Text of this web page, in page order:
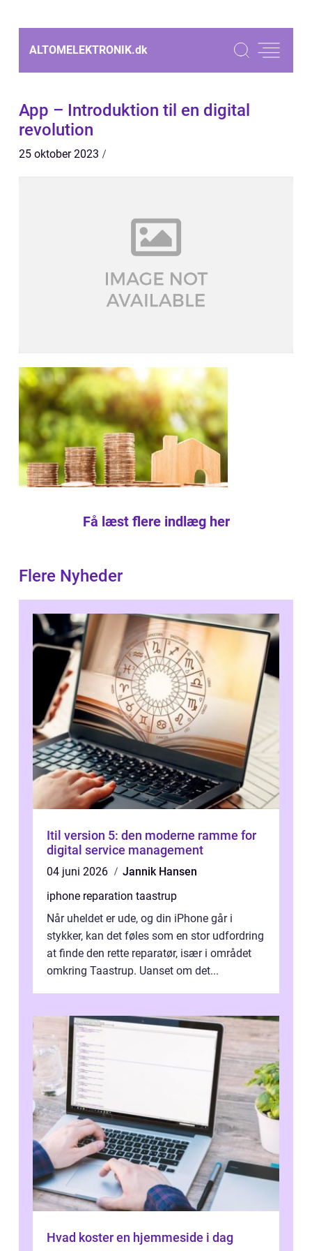
ALTOMELEKTRONIK.dk
App – Introduktion til en digital
revolution
25 oktober 2023
Få læst flere indlæg her
Flere Nyheder
Itil version 5: den moderne ramme for
digital service management
04 juni 2026
Jannik Hansen
iphone reparation taastrup
Når uheldet er ude, og din iPhone går i
stykker, kan det føles som en stor udfordring
at finde den rette reparatør, især i området
omkring Taastrup. Uanset om det...
Hvad koster en hjemmeside i dag